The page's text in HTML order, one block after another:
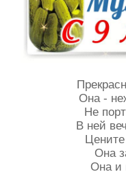
Она -
Не
В ней
Она
Она и